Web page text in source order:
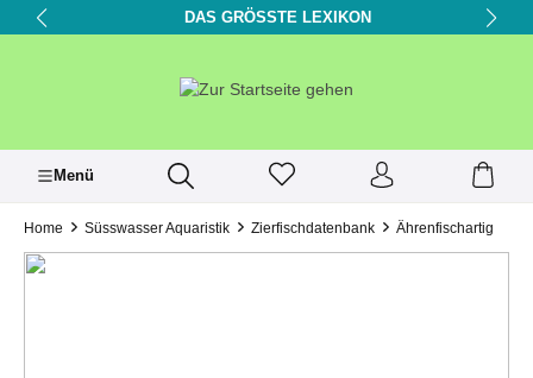
springen DAS GRÖSSTE LEXIKON
Menü
Home Süsswasser Aquaristik Zierfischdatenbank Ährenfischartig